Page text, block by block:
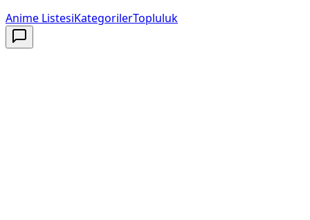
Anime ListesiKategorilerTopluluk